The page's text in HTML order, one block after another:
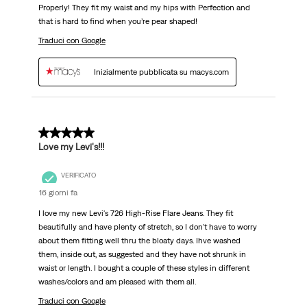
Properly! They fit my waist and my hips with Perfection and
that is hard to find when you’re pear shaped!
Traduci con Google
Inizialmente pubblicata su macys.com
5 su 5 stelle.
Love my Levi's!!!
VERIFICATO
16 giorni fa
I love my new Levi's 726 High-Rise Flare Jeans. They fit
beautifully and have plenty of stretch, so I don't have to worry
about them fitting well thru the bloaty days. Ihve washed
them, inside out, as suggested and they have not shrunk in
waist or length. I bought a couple of these styles in different
washes/colors and am pleased with them all.
Traduci con Google